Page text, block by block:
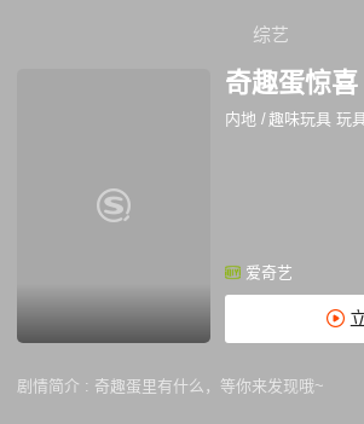
综艺
奇趣蛋惊喜
内地 /趣味玩具 玩
爱奇艺
剧情简介 : 奇趣蛋里有什么，等你来发现哦~